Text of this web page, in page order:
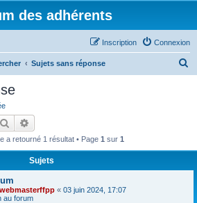
des adhérents
Connexion
Inscription
Sujets sans réponse
Rechercher
a retourné 1 résultat • Page 1 sur 1
Sujets
webmasterffpp « 03 juin 2024, 17:07
au forum